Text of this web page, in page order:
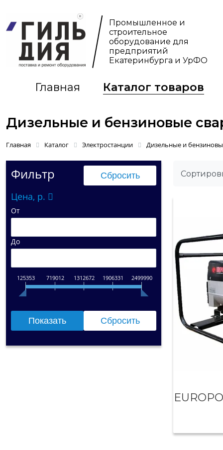
Промышленное и
строительное
оборудование для
предприятий
Екатеринбурга и УрФО
Главная Каталог товаров
Дизельные и бензиновые
Главная Каталог Электростанции Дизельные и
Фильтр
Цена, р.
От
До
125353 719012 1312672 1906331 2499990